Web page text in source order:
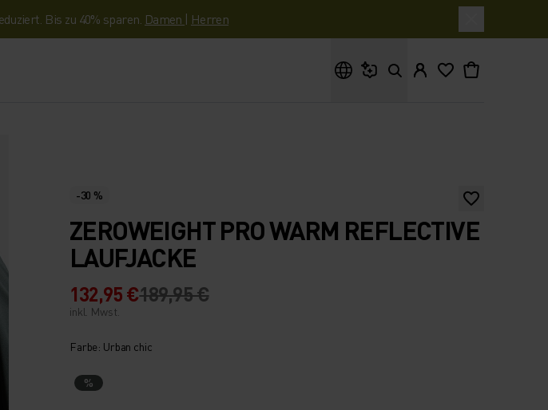
Bis zu 40% sparen. Damen | Herren
-30 %
ZEROWEIGHT PRO WARM REFLECTIVE
LAUFJACKE
132,95 €189,95 €
inkl. Mwst.
Farbe: Urban chic
%